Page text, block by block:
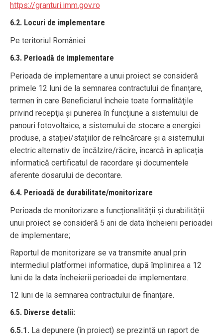
https://granturi.imm.gov.ro
6.2. Locuri de implementare
Pe teritoriul României.
6.3. Perioadă de implementare
Perioada de implementare a unui proiect se consideră
primele 12 luni de la semnarea contractului de finanțare,
termen în care Beneficiarul încheie toate formalităţile
privind recepţia și punerea în funcțiune a sistemului de
panouri fotovoltaice, a sistemului de stocare a energiei
produse, a stației/stațiilor de reîncărcare și a sistemului
electric alternativ de încălzire/răcire, încarcă în aplicația
informatică certificatul de racordare și documentele
aferente dosarului de decontare.
6.4. Perioadă de durabilitate/monitorizare
Perioada de monitorizare a funcționalității și durabilității
unui proiect se consideră 5 ani de data încheierii perioadei
de implementare;
Raportul de monitorizare se va transmite anual prin
intermediul platformei informatice, după împlinirea a 12
luni de la data încheierii perioadei de implementare.
12 luni de la semnarea contractului de finanțare.
6.5. Diverse detalii:
6.5.1. La depunere (în proiect) se prezintă un raport de